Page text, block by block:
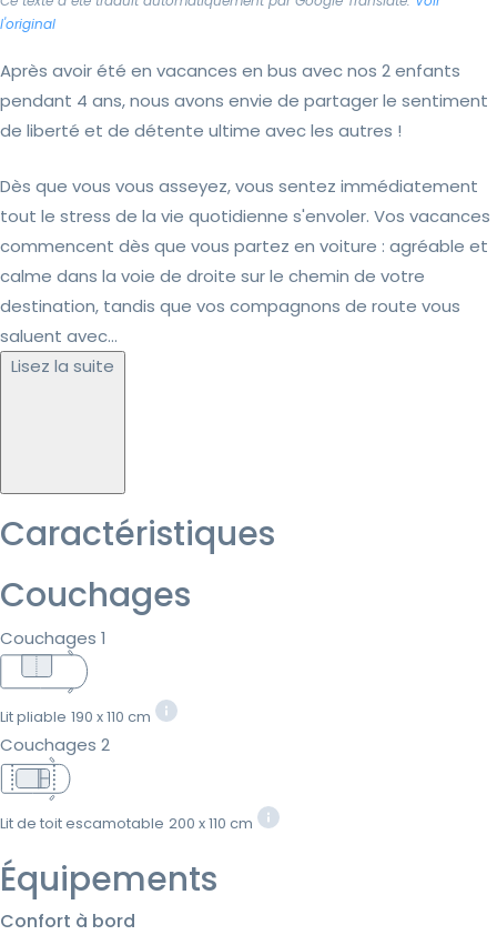
l'original
Après avoir été en vacances en bus avec nos 2 enfants
pendant 4 ans, nous avons envie de partager le sentiment
de liberté et de détente ultime avec les autres !
Dès que vous vous asseyez, vous sentez immédiatement
tout le stress de la vie quotidienne s'envoler. Vos vacances
commencent dès que vous partez en voiture : agréable et
calme dans la voie de droite sur le chemin de votre
destination, tandis que vos compagnons de route vous
saluent avec...
Lisez la suite
Caractéristiques
Couchages
Couchages 1
Lit pliable 190 x 110 cm
Couchages 2
Lit de toit escamotable 200 x 110 cm
Équipements
Confort à bord